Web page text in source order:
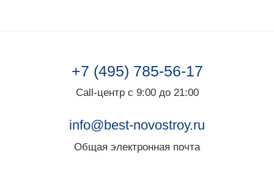
+7 (495) 785-56-17
Call-центр с 9:00 до 21:00
info@best-novostroy.ru
Общая электронная почта